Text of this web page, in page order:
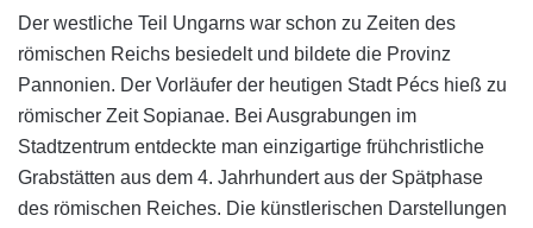
Der westliche Teil Ungarns war schon zu Zeiten des
römischen Reichs besiedelt und bildete die Provinz
Pannonien. Der Vorläufer der heutigen Stadt Pécs hieß zu
römischer Zeit Sopianae. Bei Ausgrabungen im
Stadtzentrum entdeckte man einzigartige frühchristliche
Grabstätten aus dem 4. Jahrhundert aus der Spätphase
des römischen Reiches. Die künstlerischen Darstellungen